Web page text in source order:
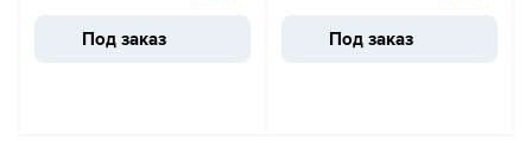
Под заказ Под заказ